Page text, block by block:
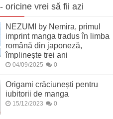
oricine vrei să fii azi
NEZUMI by Nemira, primul
imprint manga tradus în limba
română din japoneză,
împlinește trei ani
04/09/2025 0
Origami crăciunești pentru
iubitorii de manga
15/12/2023 0